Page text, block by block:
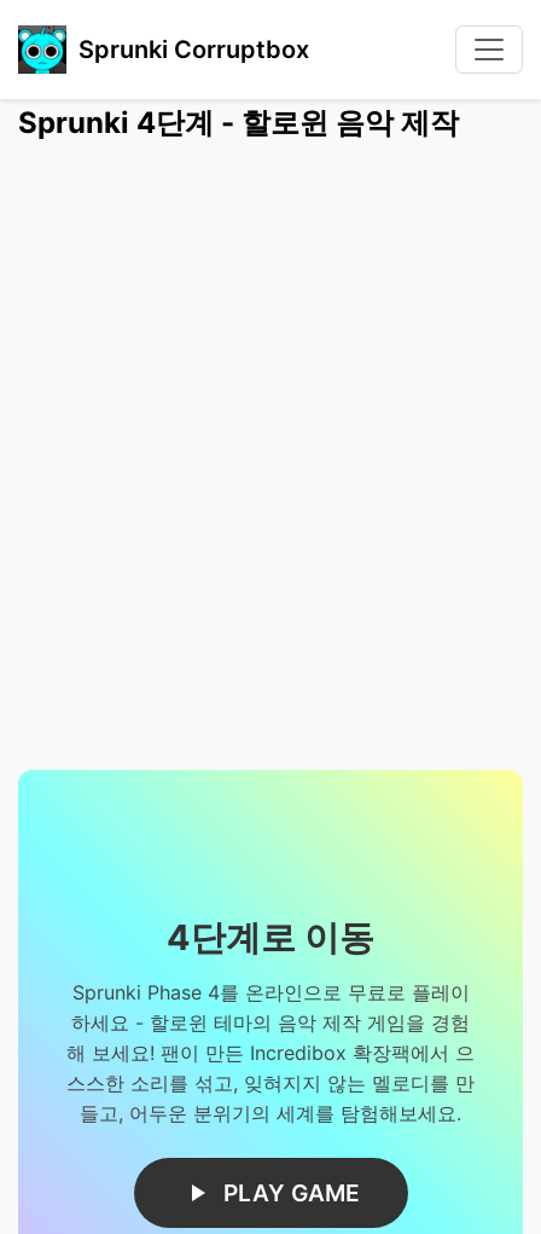
Sprunki Corruptbox
Sprunki 4단계 - 할로윈 음악 제작
4단계로 이동
Sprunki Phase 4를 온라인으로 무료로 플레이
하세요 - 할로윈 테마의 음악 제작 게임을 경험
해 보세요! 팬이 만든 Incredibox 확장팩에서 으
스스한 소리를 섞고, 잊혀지지 않는 멜로디를 만
들고, 어두운 분위기의 세계를 탐험해보세요.
PLAY GAME